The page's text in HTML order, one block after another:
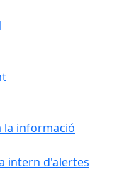
la informació
intern d'alertes